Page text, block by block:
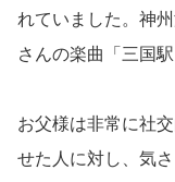
れていました。神
さんの楽曲「三国
お父様は非常に社
せた人に対し、気